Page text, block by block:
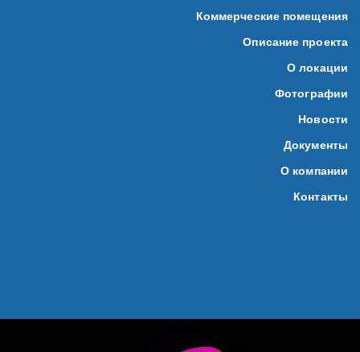
Коммерческие помещения
Описание проекта
О локации
Фотографии
Новости
Документы
О компании
Контакты